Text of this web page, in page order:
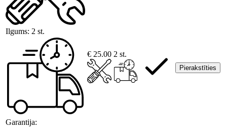
Ilgums: 2 st.
Garantija:
€ 25.00 2 st.
Pierakstīties